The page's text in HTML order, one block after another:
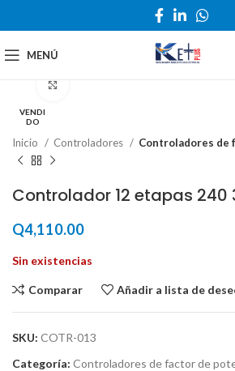
MENÚ
VENDI
DO
Inicio Controladores Controladores de
Controlador 12 etapas 240
Q4,110.00
Sin existencias
Comparar Añadir a lista de
SKU: COTR-013
Categoría: Controladores de factor de